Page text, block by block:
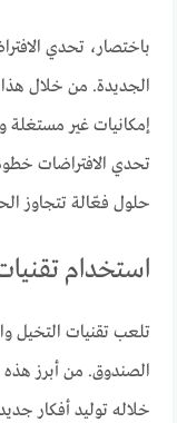
باختصار، تحدي
الجديدة. من خلال
إمكانيات غير
تحدي الافتراضات
حلول فعّالة تتجاوز
استخدام
تلعب تقنيات التخيل
الصندوق. من أبرز
خلاله توليد أفكار